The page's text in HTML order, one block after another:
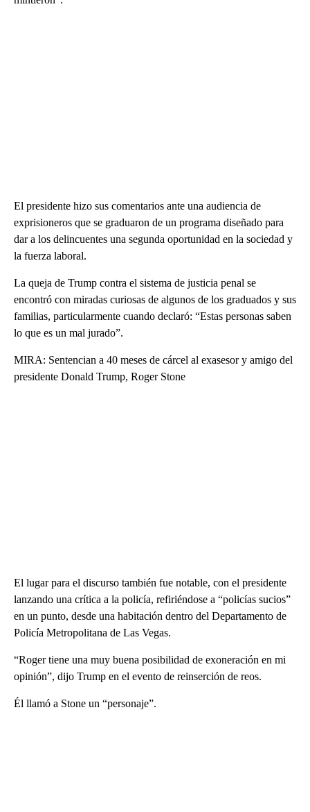
El presidente hizo sus comentarios ante una audiencia de
exprisioneros que se graduaron de un programa diseñado para
dar a los delincuentes una segunda oportunidad en la sociedad y
la fuerza laboral.
La queja de Trump contra el sistema de justicia penal se
encontró con miradas curiosas de algunos de los graduados y sus
familias, particularmente cuando declaró: “Estas personas saben
lo que es un mal jurado”.
MIRA: Sentencian a 40 meses de cárcel al exasesor y amigo del
presidente Donald Trump, Roger Stone
El lugar para el discurso también fue notable, con el presidente
lanzando una crítica a la policía, refiriéndose a “policías sucios”
en un punto, desde una habitación dentro del Departamento de
Policía Metropolitana de Las Vegas.
“Roger tiene una muy buena posibilidad de exoneración en mi
opinión”, dijo Trump en el evento de reinserción de reos.
Él llamó a Stone un “personaje”.